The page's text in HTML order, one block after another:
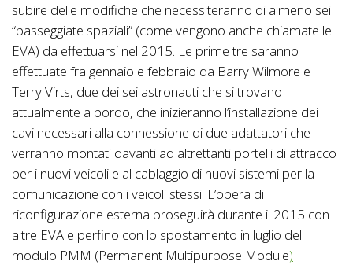
subire delle modifiche che necessiteranno di almeno sei
“passeggiate spaziali” (come vengono anche chiamate le
EVA) da effettuarsi nel 2015. Le prime tre saranno
effettuate fra gennaio e febbraio da Barry Wilmore e
Terry Virts, due dei sei astronauti che si trovano
attualmente a bordo, che inizieranno l’installazione dei
cavi necessari alla connessione di due adattatori che
verranno montati davanti ad altrettanti portelli di attracco
per i nuovi veicoli e al cablaggio di nuovi sistemi per la
comunicazione con i veicoli stessi. L’opera di
riconfigurazione esterna proseguirà durante il 2015 con
altre EVA e perfino con lo spostamento in luglio del
modulo PMM (Permanent Multipurpose Module)